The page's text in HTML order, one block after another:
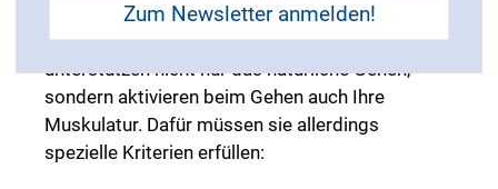
Bestimmte Schuhe können sogar einen
Trainingseffekt haben. Sogenannte Aktiv-Schuhe
unterstützen nicht nur das natürliche Gehen,
sondern aktivieren beim Gehen auch Ihre
Muskulatur. Dafür müssen sie allerdings
spezielle Kriterien erfüllen:
Zum Newsletter anmelden!